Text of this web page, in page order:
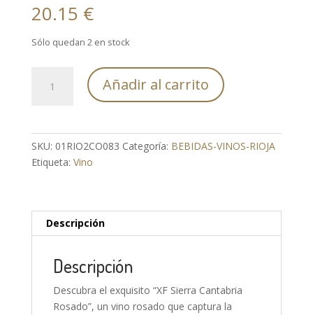
20.15 €
Sólo quedan 2 en stock
SIERRA
Añadir al carrito
SKU: 01RIO2CO083 Categoría: BEBIDAS-VINOS-RIOJA
Etiqueta: Vino
Descripción
Descripción
Descubra el exquisito “XF Sierra Cantabria
Rosado”, un vino rosado que captura la